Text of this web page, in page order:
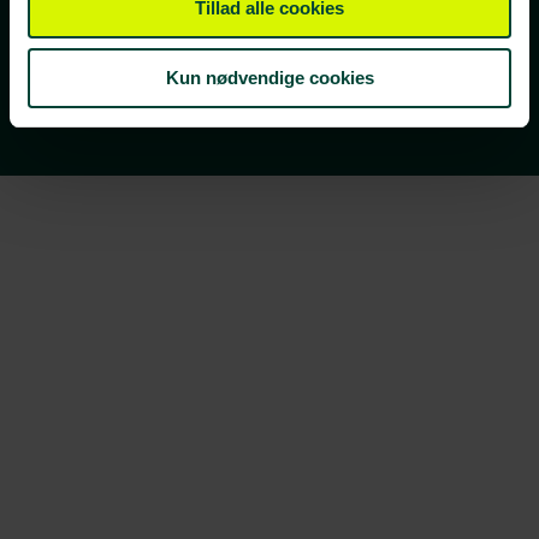
Tillad alle cookies
Kun nødvendige cookies
Vi ses i din indbakke!